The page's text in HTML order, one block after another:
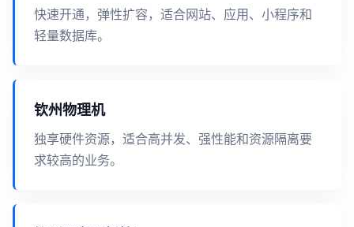
快速开通，弹性扩容，适合网站、应用、小程序和
轻量数据库。
钦州物理机
独享硬件资源，适合高并发、强性能和资源隔离要
求较高的业务。